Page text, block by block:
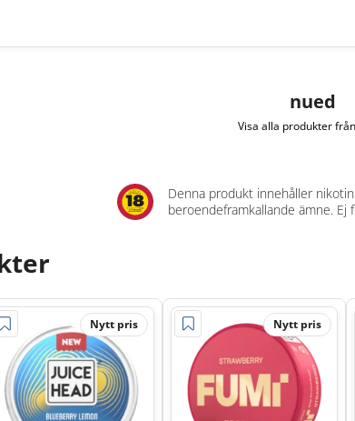
nued
Visa alla produkter från
Denna produkt innehåller
beroendeframkallande ämne.
Nytt pris Nytt pris